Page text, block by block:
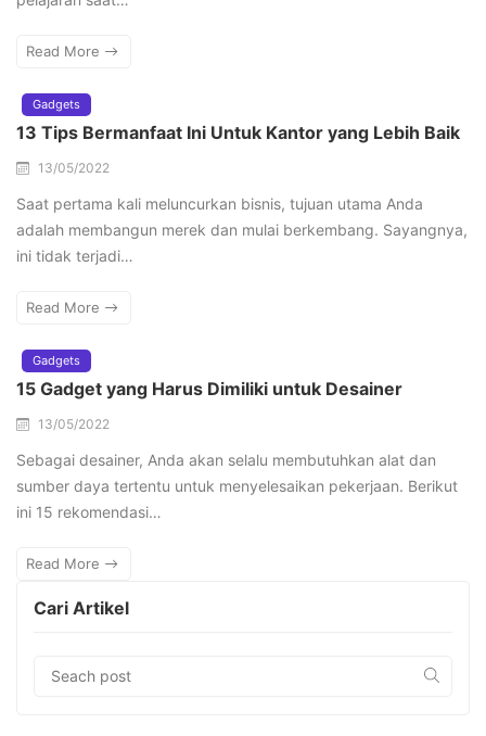
Read More
Gadgets
13 Tips Bermanfaat Ini Untuk Kantor yang Lebih Baik
13/05/2022
Saat pertama kali meluncurkan bisnis, tujuan utama Anda
adalah membangun merek dan mulai berkembang. Sayangnya,
ini tidak terjadi…
Read More
Gadgets
15 Gadget yang Harus Dimiliki untuk Desainer
13/05/2022
Sebagai desainer, Anda akan selalu membutuhkan alat dan
sumber daya tertentu untuk menyelesaikan pekerjaan. Berikut
ini 15 rekomendasi…
Read More
Cari Artikel